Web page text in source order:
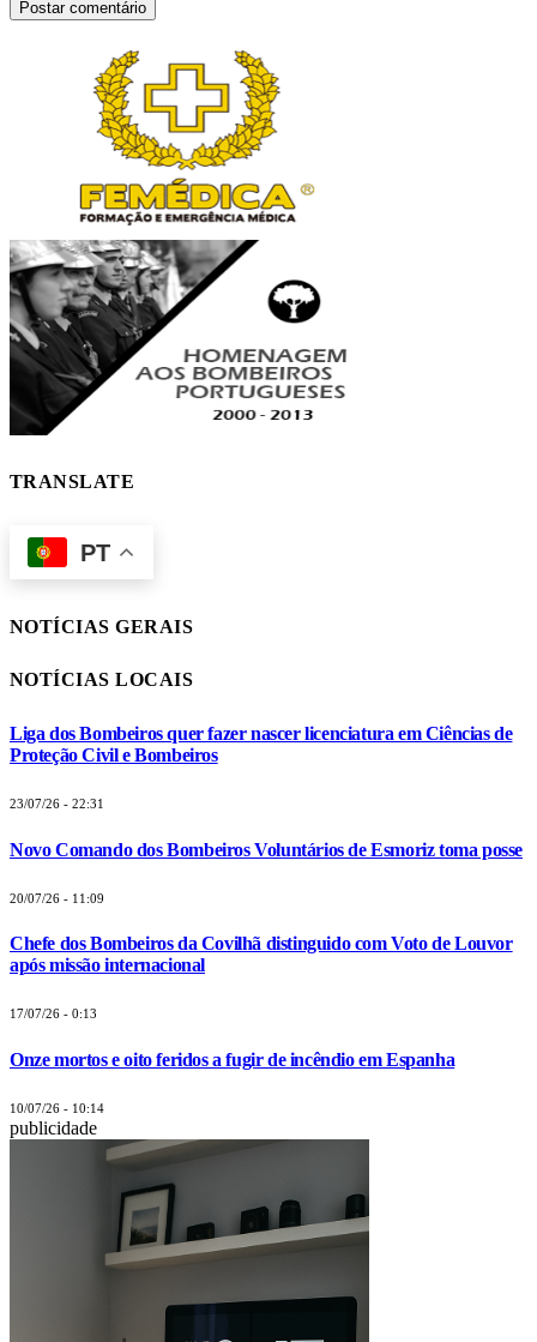
TRANSLATE
PT
NOTÍCIAS GERAIS
NOTÍCIAS LOCAIS
Liga dos Bombeiros quer fazer nascer licenciatura em Ciências de
Proteção Civil e Bombeiros
23/07/26 - 22:31
Novo Comando dos Bombeiros Voluntários de Esmoriz toma posse
20/07/26 - 11:09
Chefe dos Bombeiros da Covilhã distinguido com Voto de Louvor
após missão internacional
17/07/26 - 0:13
Onze mortos e oito feridos a fugir de incêndio em Espanha
10/07/26 - 10:14
publicidade